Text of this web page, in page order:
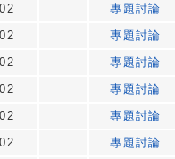
專題討論
專題討論
專題討論
專題討論
專題討論
專題討論